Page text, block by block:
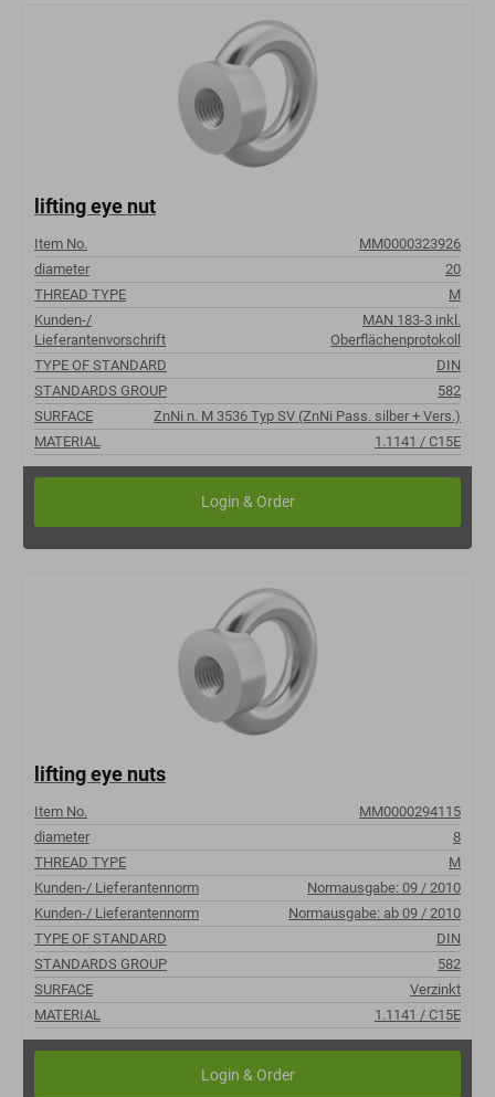
lifting eye nut
Item No.
MM0000323926
diameter
20
THREAD TYPE
M
Kunden-/
Lieferantenvorschrift
MAN 183-3 inkl.
Oberflächenprotokoll
TYPE OF STANDARD
DIN
STANDARDS GROUP
582
SURFACE
ZnNi n. M 3536 Typ SV (ZnNi Pass. silber + Vers.)
MATERIAL
1.1141 / C15E
lifting eye nuts
Item No.
MM0000294115
diameter
8
THREAD TYPE
M
Kunden-/ Lieferantennorm
Normausgabe: 09 / 2010
Kunden-/ Lieferantennorm
Normausgabe: ab 09 / 2010
TYPE OF STANDARD
DIN
STANDARDS GROUP
582
SURFACE
Verzinkt
MATERIAL
1.1141 / C15E